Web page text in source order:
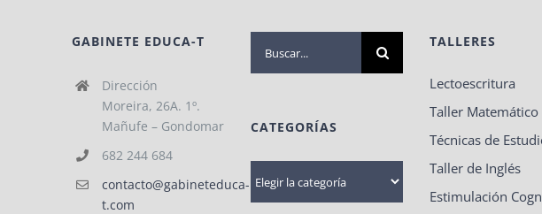
GABINETE EDUCA-T
Dirección
Moreira, 26A. 1º.
Mañufe – Gondomar
682 244 684
contacto@gabineteduca-
t.com
Buscar:
CATEGORÍAS
Categorías
TALLERES
Lectoescritura
Taller Matemático
Técnicas de
Taller de Inglés
Estimulación